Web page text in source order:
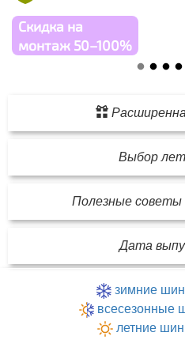
Скидка на
монтаж 50–100%
Выбор
Полезные
Дата
зимние
всесезонные
летние